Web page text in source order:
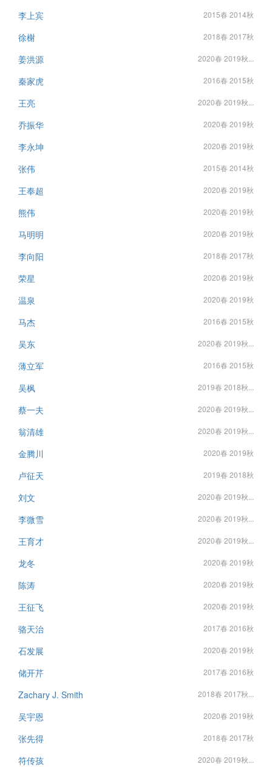
李上宾 2015春 2014秋
徐榭 2018春 2017秋
姜洪源 2020春 2019秋...
秦家虎 2016春 2015秋
王亮 2020春 2019秋...
乔振华 2020春 2019秋
李永坤 2020春 2019秋
张伟 2015春 2014秋
王奉超 2020春 2019秋
熊伟 2020春 2019秋
马明明 2020春 2019秋
李向阳 2018春 2017秋
荣星 2020春 2019秋
温泉 2020春 2019秋
马杰 2016春 2015秋
吴东 2020春 2019秋...
薄立军 2016春 2015秋
吴枫 2019春 2018秋...
蔡一夫 2020春 2019秋...
翁清雄 2020春 2019秋...
金腾川 2020春 2019秋
卢征天 2019春 2018秋
刘文 2020春 2019秋...
李微雪 2020春 2019秋...
王育才 2020春 2019秋...
龙冬 2020春 2019秋
陈涛 2020春 2019秋
王征飞 2020春 2019秋
骆天治 2017春 2016秋
石发展 2020春 2019秋
储开芹 2017春 2016秋
Zachary J. Smith 2018春 2017秋...
吴宇恩 2020春 2019秋
张先得 2018春 2017秋
符传孩 2020春 2019秋...